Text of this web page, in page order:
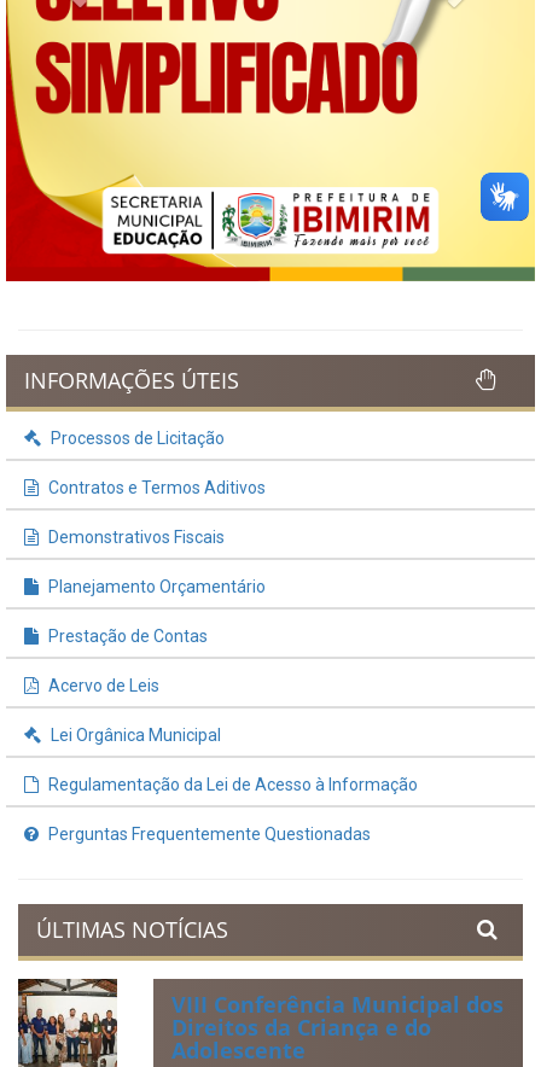
INFORMAÇÕES ÚTEIS
Processos de Licitação
Contratos e Termos Aditivos
Demonstrativos Fiscais
Planejamento Orçamentário
Prestação de Contas
Acervo de Leis
Lei Orgânica Municipal
Regulamentação da Lei de Acesso à Informação
Perguntas Frequentemente Questionadas
ÚLTIMAS NOTÍCIAS
VIII Conferência Municipal dos
Direitos da Criança e do
Adolescente